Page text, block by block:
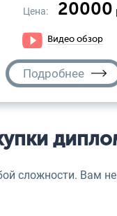
Цена: 20000
Видео обзор
Подробнее
сложности. Вам